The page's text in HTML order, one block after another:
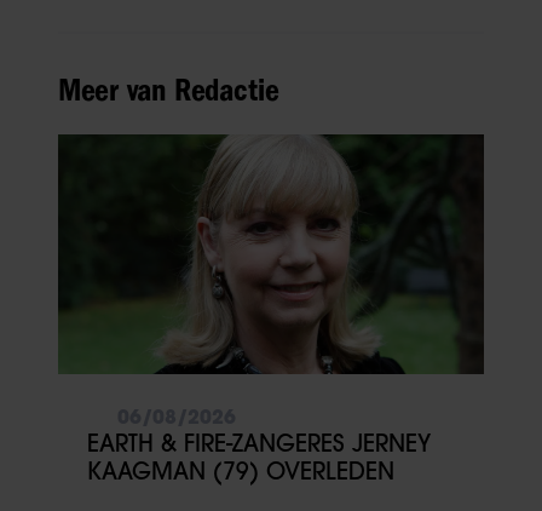
Meer van Redactie
EARTH & FIRE-ZANGERES JERNEY
KAAGMAN (79) OVERLEDEN